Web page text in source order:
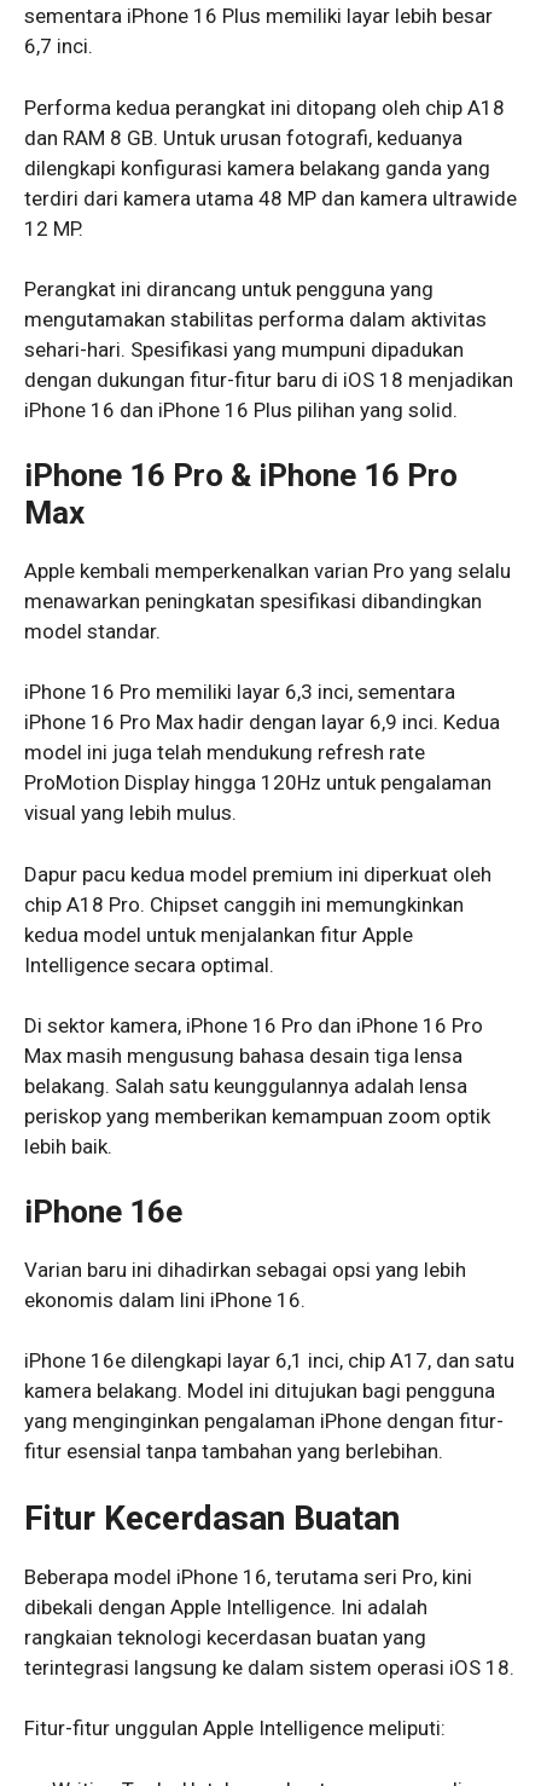
sementara iPhone 16 Plus memiliki layar lebih besar
6,7 inci.
Performa kedua perangkat ini ditopang oleh chip A18
dan RAM 8 GB. Untuk urusan fotografi, keduanya
dilengkapi konfigurasi kamera belakang ganda yang
terdiri dari kamera utama 48 MP dan kamera ultrawide
12 MP.
Perangkat ini dirancang untuk pengguna yang
mengutamakan stabilitas performa dalam aktivitas
sehari-hari. Spesifikasi yang mumpuni dipadukan
dengan dukungan fitur-fitur baru di iOS 18 menjadikan
iPhone 16 dan iPhone 16 Plus pilihan yang solid.
iPhone 16 Pro & iPhone 16 Pro
Max
Apple kembali memperkenalkan varian Pro yang selalu
menawarkan peningkatan spesifikasi dibandingkan
model standar.
iPhone 16 Pro memiliki layar 6,3 inci, sementara
iPhone 16 Pro Max hadir dengan layar 6,9 inci. Kedua
model ini juga telah mendukung refresh rate
ProMotion Display hingga 120Hz untuk pengalaman
visual yang lebih mulus.
Dapur pacu kedua model premium ini diperkuat oleh
chip A18 Pro. Chipset canggih ini memungkinkan
kedua model untuk menjalankan fitur Apple
Intelligence secara optimal.
Di sektor kamera, iPhone 16 Pro dan iPhone 16 Pro
Max masih mengusung bahasa desain tiga lensa
belakang. Salah satu keunggulannya adalah lensa
periskop yang memberikan kemampuan zoom optik
lebih baik.
iPhone 16e
Varian baru ini dihadirkan sebagai opsi yang lebih
ekonomis dalam lini iPhone 16.
iPhone 16e dilengkapi layar 6,1 inci, chip A17, dan satu
kamera belakang. Model ini ditujukan bagi pengguna
yang menginginkan pengalaman iPhone dengan fitur-
fitur esensial tanpa tambahan yang berlebihan.
Fitur Kecerdasan Buatan
Beberapa model iPhone 16, terutama seri Pro, kini
dibekali dengan Apple Intelligence. Ini adalah
rangkaian teknologi kecerdasan buatan yang
terintegrasi langsung ke dalam sistem operasi iOS 18.
Fitur-fitur unggulan Apple Intelligence meliputi: